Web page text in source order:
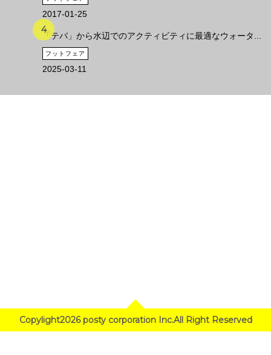
2017-01-25
「テバ」から水辺でのアクティビティに最適なウォータ...
フットフェア
2025-03-11
Copylight2026 posty corporation Inc.All Right Reserved